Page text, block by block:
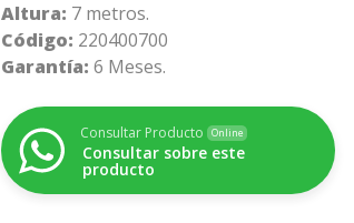
Altura: 7 metros.
Código: 220400700
Garantía: 6 Meses.
Consultar Producto Online
Consultar sobre este
producto